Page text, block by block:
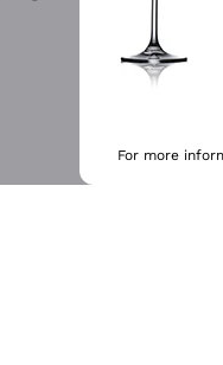
For more